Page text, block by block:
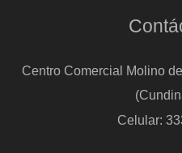
Centro Comercial Molino
Celular: